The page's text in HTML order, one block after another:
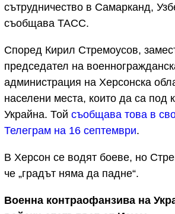
сътрудничество в Самарканд,
съобщава ТАСС.
Според Кирил Стремоусов,
председател на
администрация на Херсонска
населени места, които да са под
Украйна. Той съобщава това в
Телеграм на 16 септември.
В Херсон се водят боеве, но
че „градът няма да падне“.
Военна контраофанзива на